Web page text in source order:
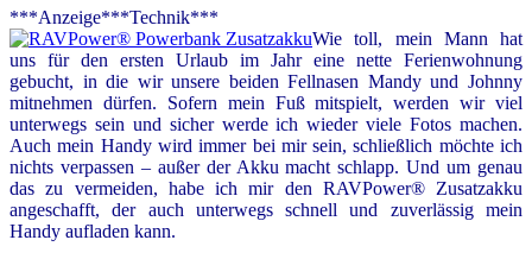
***Anzeige***Technik***
Wie toll, mein Mann hat
uns für den ersten Urlaub im Jahr eine nette Ferienwohnung
gebucht, in die wir unsere beiden Fellnasen Mandy und Johnny
mitnehmen dürfen. Sofern mein Fuß mitspielt, werden wir viel
unterwegs sein und sicher werde ich wieder viele Fotos machen.
Auch mein Handy wird immer bei mir sein, schließlich möchte ich
nichts verpassen – außer der Akku macht schlapp. Und um genau
das zu vermeiden, habe ich mir den RAVPower® Zusatzakku
angeschafft, der auch unterwegs schnell und zuverlässig mein
Handy aufladen kann.